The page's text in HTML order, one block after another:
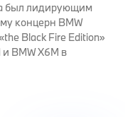
был лидирующим
концерн BMW
Black Fire Edition»
BMW X6M в